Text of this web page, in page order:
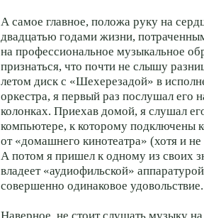
А самое главное, положа руку на
двадцатью годами жизни,
на профессиональное музыкальное
признаться, что почти не слышу
летом диск с «Шехерезадой» в
оркестра, я первый раз послушал его
колонках. Приехав домой, я слушал
компьютере, к которому подключены
от «домашнего кинотеатра» (хотя и
А потом я пришел к одному из своих
владеет «аудиофильской»
совершенно одинаковое удовольствие.